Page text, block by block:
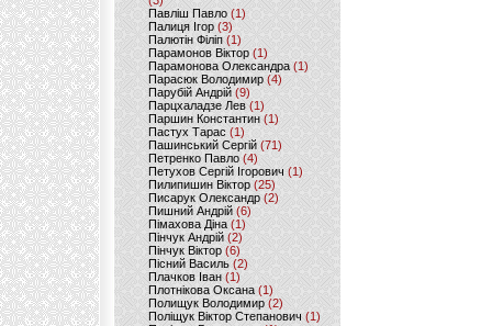
Павліш Павло(1)
Палиця Ігор (3)
Палютін Філіп(1)
Парамонов Віктор (1)
Парамонова Олександра(1)
Парасюк Володимир(4)
Парубій Андрій (9)
Парцхаладзе Лев (1)
Паршин Константин(1)
Пастух Тарас (1)
Пашинський Сергій (71)
Петренко Павло (4)
Петухов Сергій Ігорович (1)
Пилипишин Віктор(25)
Писарук Олександр(2)
Пишний Андрій (6)
Пімахова Діна(1)
Пінчук Андрій(2)
Пінчук Віктор (6)
Пісний Василь (2)
Плачков Іван(1)
Плотнікова Оксана (1)
Полищук Володимир(2)
Поліщук Віктор Степанович(1)